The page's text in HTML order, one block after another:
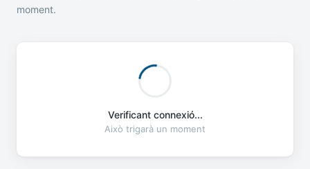
moment.
Verificant connexió...
Això trigarà un moment